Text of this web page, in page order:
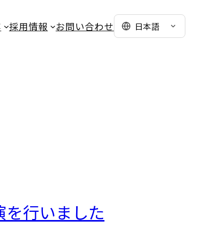
採用情報 お問い合わせ 日本語
を行いました